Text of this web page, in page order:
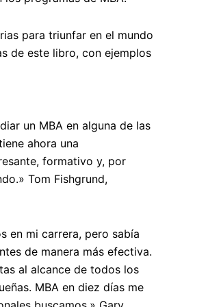
para triunfar en el mundo
de este libro, con ejemplos
un MBA en alguna de las
ahora una
formativo y, por
Tom Fishgrund,
en mi carrera, pero sabía
de manera más efectiva.
al alcance de todos los
MBA en diez días me